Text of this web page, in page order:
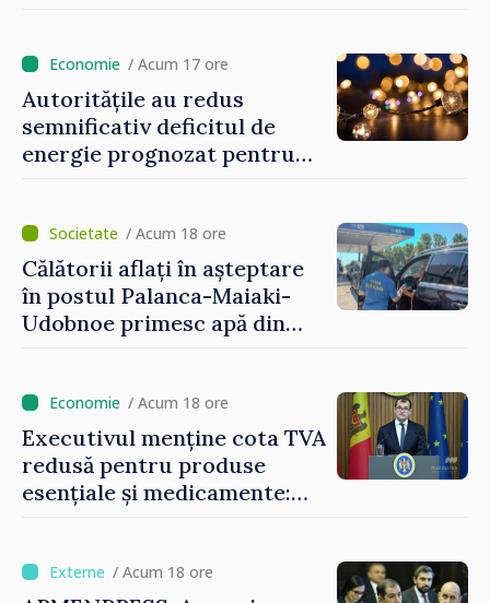
/ Acum 17 ore
Autoritățile au redus
semnificativ deficitul de
energie prognozat pentru
/ Acum 18 ore
Călătorii aflați în așteptare
în postul Palanca-Maiaki-
Udobnoe primesc apă din
/ Acum 18 ore
Executivul menține cota TVA
redusă pentru produse
esențiale și medicamente:
bază al oamenilor”
/ Acum 18 ore